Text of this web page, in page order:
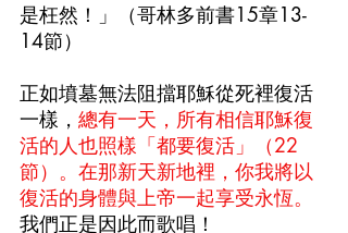
是枉然！」（哥林多前書15章13-
14節）
正如墳墓無法阻擋耶穌從死裡復活
一樣， 總有一天，所有相信耶穌復
活的人也照樣「都要復活」（22
節）。在那新天新地裡，你我將以
復活的身體與上帝一起享受永恆。
我們正是因此而歌唱！